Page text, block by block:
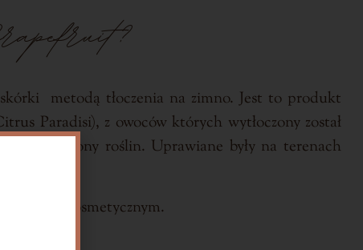
metodą tłoczenia na zimno. Jest to produkt
Paradisi), z owoców których wytłoczony został
ochrony roślin. Uprawiane były na terenach
kosmetycznym.